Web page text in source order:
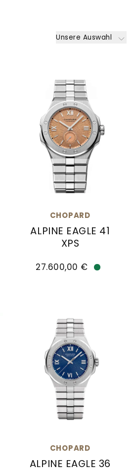
Unsere Auswahl
€, Verfügbar
Ref: 298600-3014, Preis:
CHOPARD
ALPINE EAGLE 41
XPS
27.600,00 €
CHOPARD
ALPINE EAGLE 36